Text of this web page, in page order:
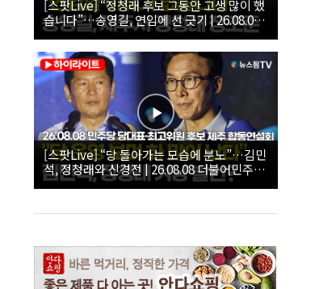
[스팟Live] “정청래 후보 그동안 고생 많이 했
습니다”…송영길, 연임에 선 긋기 | 26.08.08
더불어민주당 당대표·최고위원 후보 제주 합
동연설회
[스팟Live] “당 돌아가는 모습에 분노”…김민
석, 정청래와 신경전 | 26.08.08 더불어민주당
당대표·최고위원 후보 제주 합동연설회